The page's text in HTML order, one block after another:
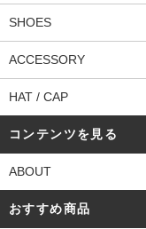
SHOES
ACCESSORY
HAT / CAP
コンテンツを見る
ABOUT
おすすめ商品